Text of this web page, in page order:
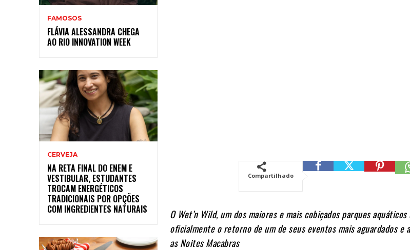
FAMOSOS
FLÁVIA ALESSANDRA CHEGA
AO RIO INNOVATION WEEK
CERVEJA
NA RETA FINAL DO ENEM E
VESTIBULAR, ESTUDANTES
TROCAM ENERGÉTICOS
TRADICIONAIS POR OPÇÕES
COM INGREDIENTES NATURAIS
Compartilhado
O Wet’n Wild, um dos maiores e mais cobiçados parques
oficialmente o retorno de um de seus eventos mais aguardados e
as Noites Macabras